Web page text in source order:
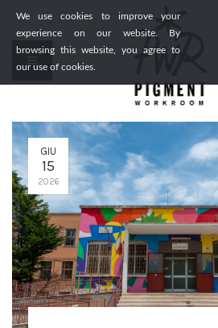
GIU
15
2026
We use cookies to improve your
experience on our website. By
browsing this website, you agree to
our use of cookies.